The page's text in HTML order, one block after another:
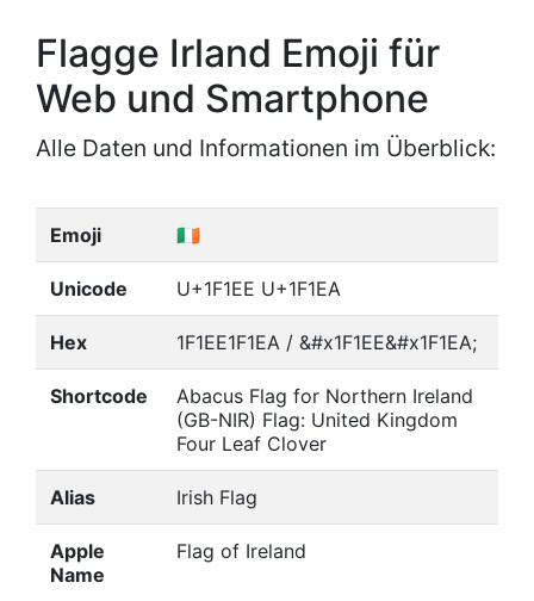
Flagge Irland Emoji für
Web und Smartphone
Alle Daten und Informationen im Überblick:
Emoji 🇮🇪
Unicode U+1F1EE U+1F1EA
Hex 1F1EE1F1EA / &#x1F1EE&#x1F1EA;
Shortcode
Abacus Flag for Northern Ireland
(GB-NIR) Flag: United Kingdom
Four Leaf Clover
Alias Irish Flag
Apple
Name
Flag of Ireland